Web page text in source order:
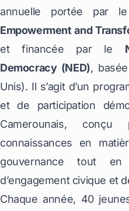
annuelle portée par
Empowerment and
et financée par le
Democracy (NED),
Unis). Il s’agit d’un
et de participation
Camerounais,
connaissances en
gouvernance tout
d’engagement civique et
Chaque année, 40